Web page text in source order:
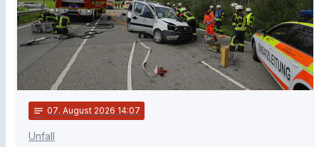
notes 07. August 2026 14:07
Unfall